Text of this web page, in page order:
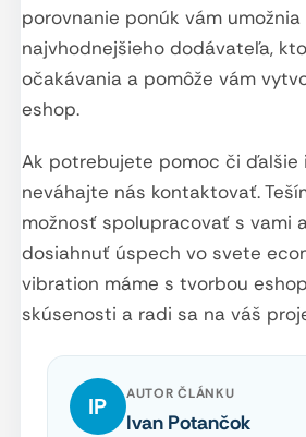
porovnanie ponúk vám
najvhodnejšieho dodávateľa,
očakávania a pomôže vám
eshop.
Ak potrebujete pomoc či ďalšie
neváhajte nás kontaktovať.
možnosť spolupracovať s vami
dosiahnuť úspech vo svete
vibration máme s tvorbou
skúsenosti a radi sa na váš
IP AUTOR ČLÁNKU
Ivan Potančok